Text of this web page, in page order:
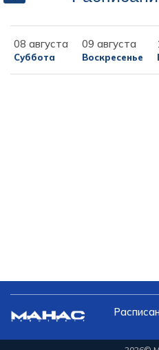
08 августа
Суббота
09 августа
Воскресенье